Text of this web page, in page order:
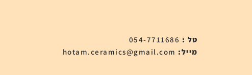
טל : 054-7711686
hotam.ceramics@gmail.com
:מייל